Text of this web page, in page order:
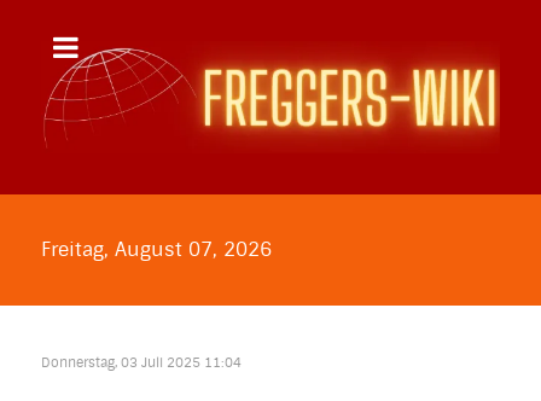
Freitag, August 07, 2026
Donnerstag, 03 Juli 2025 11:04